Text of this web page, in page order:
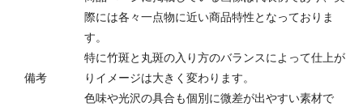
備考
際には各々一点物に近い商品特性となっておりま
す。
特に竹斑と丸斑の入り方のバランスによって仕上が
りイメージは大きく変わります。
色味や光沢の具合も個別に微差が出やすい素材で